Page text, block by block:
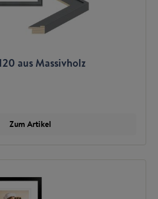
aus Massivholz
Zum Artikel